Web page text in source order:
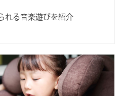
れる音楽遊びを紹介